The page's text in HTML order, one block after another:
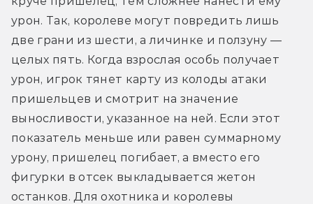
урон. Так, королеве могут повредить лишь
две грани из шести, а личинке и ползуну —
целых пять. Когда взрослая особь получает
урон, игрок тянет карту из колоды атаки
пришельцев и смотрит на значение
выносливости, указанное на ней. Если этот
показатель меньше или равен суммарному
урону, пришелец погибает, а вместо его
фигурки в отсек выкладывается жетон
останков. Для охотника и королевы